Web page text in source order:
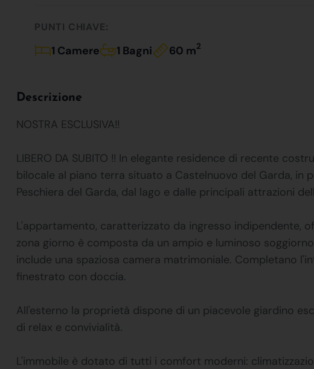
PUNTI CHIAVE:
1 Camere 1 Bagni 60 m2
Descrizione
NOSTRA ESCLUSIVA!!
LIBERO DA SUBITO !! In elegante residence di recente
bilocale al piano terra situato a Castelnuovo del Garda, in
Peschiera del Garda, dal lago e dalle principali attrazioni
L'appartamento, caratterizzato da ingresso indipendente,
zona giorno è composta da un ampio e luminoso
include una spaziosa camera matrimoniale. Completano
finestrato con doccia.
All'esterno la proprietà dispone di un piacevole giardino
di relax e convivialità.
L'immobile è dotato di tutti i comfort moderni: